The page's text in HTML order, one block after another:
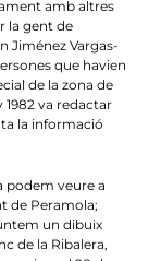
amb altres
la gent de
Jiménez Vargas-
que havien
de la zona de
1982 va redactar
la informació
podem veure a
de Peramola;
un dibuix
de la Ribalera,